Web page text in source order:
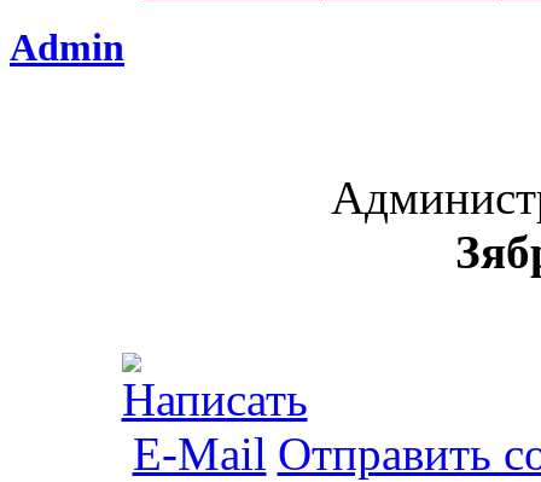
Admin
Отправить